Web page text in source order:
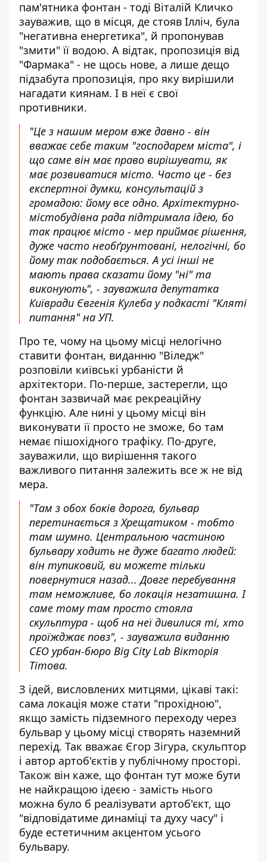
пам'ятника фонтан - тоді Віталій Кличко
зауважив, що в місця, де стояв Ілліч, була
"негативна енергетика", й пропонував
"змити" її водою. А відтак, пропозиція від
"Фармака" - не щось нове, а лише дещо
підзабута пропозиція, про яку вирішили
нагадати киянам. І в неї є свої
противники.
"Це з нашим мером вже давно - він
вважає себе таким "господарем міста", і
що саме він має право вирішувати, як
має розвиватися місто. Часто це - без
експертної думки, консультацій з
громадою: йому все одно. Архітектурно-
містобудівна рада підтримала ідею, бо
так працює місто - мер приймає рішення,
дуже часто необґрунтовані, нелогічні, бо
йому так подобається. А усі інші не
мають права сказати йому "ні" та
виконують", - зауважила депутатка
Київради Євгенія Кулеба у подкасті "Кляті
питання" на УП.
Про те, чому на цьому місці нелогічно
ставити фонтан, виданню "Віледж"
розповіли київські урбаністи й
архітектори. По-перше, застерегли, що
фонтан зазвичай має рекреаційну
функцію. Але нині у цьому місці він
виконувати її просто не зможе, бо там
немає пішохідного трафіку. По-друге,
зауважили, що вирішення такого
важливого питання залежить все ж не від
мера.
"Там з обох боків дорога, бульвар
перетинається з Хрещатиком - тобто
там шумно. Центральною частиною
бульвару ходить не дуже багато людей:
він тупиковий, ви можете тільки
повернутися назад... Довге перебування
там неможливе, бо локація незатишна. І
саме тому там просто стояла
скульптура - щоб на неї дивилися ті, хто
проїжджає повз", - зауважила виданню
CEO урбан-бюро Big City Lab Вікторія
Тітова.
З ідей, висловлених митцями, цікаві такі:
сама локація може стати "прохідною",
якщо замість підземного переходу через
бульвар у цьому місці створять наземний
перехід. Так вважає Єгор Зігура, скульптор
і автор артоб'єктів у публічному просторі.
Також він каже, що фонтан тут може бути
не найкращою ідеєю - замість нього
можна було б реалізувати артоб'єкт, що
"відповідатиме динаміці та духу часу" і
буде естетичним акцентом усього
бульвару.